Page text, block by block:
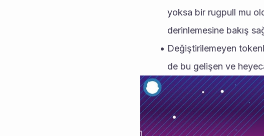
yoksa bir rugpull mu
derinlemesine bakış
Değiştirilemeyen
de bu gelişen ve